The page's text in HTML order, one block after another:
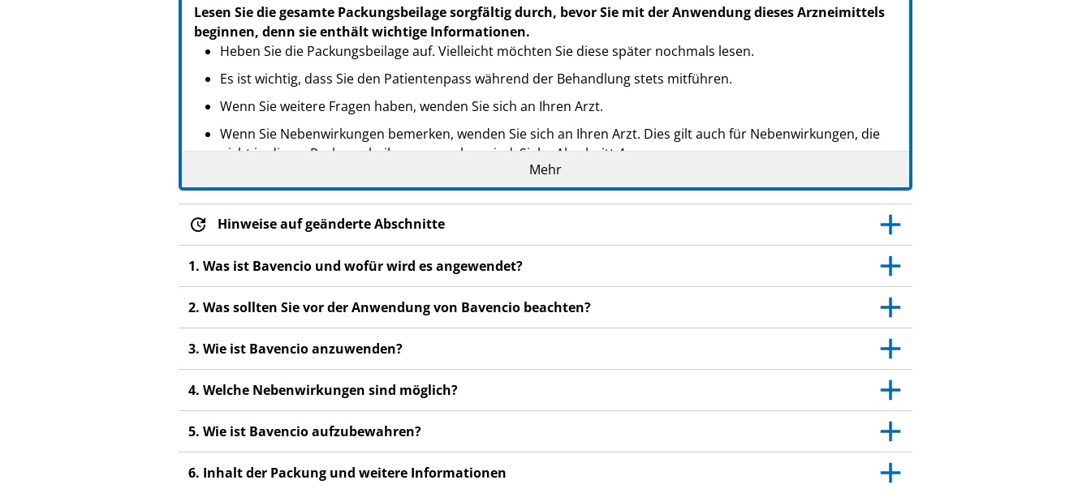
Lesen Sie die gesamte Packungsbeilage sorgfältig durch, bevor Sie mit der Anwendung dieses Arzneimittels
beginnen, denn sie enthält wichtige Informationen.
Heben Sie die Packungsbeilage auf. Vielleicht möchten Sie diese später nochmals lesen.
Es ist wichtig, dass Sie den Patientenpass während der Behandlung stets mitführen.
Wenn Sie weitere Fragen haben, wenden Sie sich an Ihren Arzt.
Wenn Sie Nebenwirkungen bemerken, wenden Sie sich an Ihren Arzt. Dies gilt auch für Nebenwirkungen, die
nicht in dieser Packungsbeilage angegeben sind. Siehe Abschnitt 4.
Mehr
Hinweise auf geänderte Abschnitte
1. Was ist Bavencio und wofür wird es angewendet?
2. Was sollten Sie vor der Anwendung von Bavencio beachten?
3. Wie ist Bavencio anzuwenden?
4. Welche Nebenwirkungen sind möglich?
5. Wie ist Bavencio aufzubewahren?
6. Inhalt der Packung und weitere Informationen